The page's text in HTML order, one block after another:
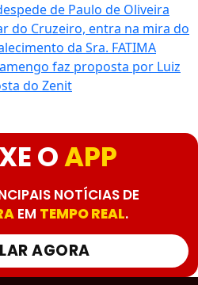
de Paulo de Oliveira
do Cruzeiro, entra na mira do
da Sra. FATIMA
faz proposta por Luiz
do Zenit
OAPP
NOTÍCIAS DE
EM TEMPO REAL.
AGORA